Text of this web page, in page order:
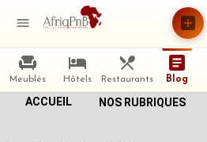
Meublés Hôtels Restaurants Blog
ACCUEIL NOS RUBRIQUES